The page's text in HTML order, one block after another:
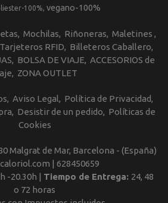
100% vegano-100%
Mochilas Riñoneras Maletines
Tarjeteros RFID
Billeteros Caballero
BOLSA DE VIAJE ACCESORIOS de
ZONA OUTLET
Aviso Legal
Política de Privacidad
Desistir de un pedido
Políticas de
Cookies
Malgrat de Mar, Barcelona - (España)
| 628450659
-20.30h | Tiempo de Entrega: 24, 48
o 72 horas